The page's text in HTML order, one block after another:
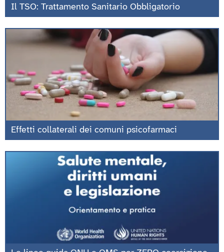
Il TSO: Trattamento Sanitario Obbligatorio
Effetti collaterali dei comuni psicofarmaci